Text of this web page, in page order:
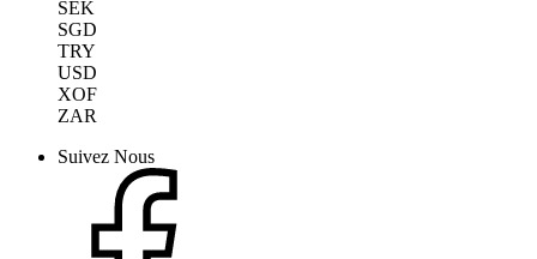
SEK
SGD
TRY
USD
XOF
ZAR
Suivez Nous